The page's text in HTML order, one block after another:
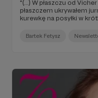
"(...) W płaszczu od
płaszczem ukrywałem
kurewkę na posyłki w
Adorowano mój mózg z
przekroczyć jakiekolwiek
pretensji (...)".
Bartek Fetysz